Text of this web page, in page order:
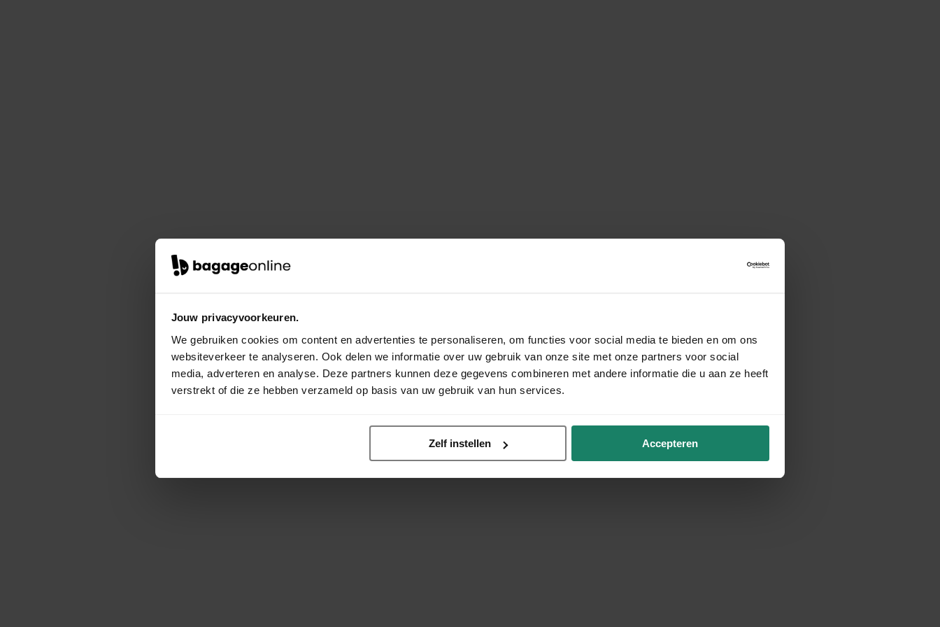
Jouw privacyvoorkeuren.
We gebruiken cookies om content en advertenties te personaliseren, om functies voor social media te bieden en om ons
websiteverkeer te analyseren. Ook delen we informatie over uw gebruik van onze site met onze partners voor social
media, adverteren en analyse. Deze partners kunnen deze gegevens combineren met andere informatie die u aan ze heeft
verstrekt of die ze hebben verzameld op basis van uw gebruik van hun services.
Zelf instellen Accepteren